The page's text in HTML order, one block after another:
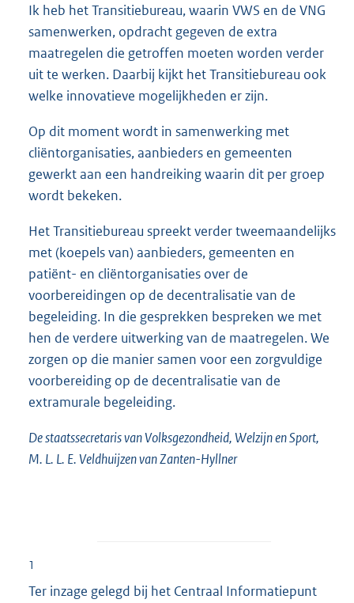
Ik heb het Transitiebureau, waarin VWS en de VNG
samenwerken, opdracht gegeven de extra
maatregelen die getroffen moeten worden verder
uit te werken. Daarbij kijkt het Transitiebureau ook
welke innovatieve mogelijkheden er zijn.
Op dit moment wordt in samenwerking met
cliëntorganisaties, aanbieders en gemeenten
gewerkt aan een handreiking waarin dit per groep
wordt bekeken.
Het Transitiebureau spreekt verder tweemaandelijks
met (koepels van) aanbieders, gemeenten en
patiënt- en cliëntorganisaties over de
voorbereidingen op de decentralisatie van de
begeleiding. In die gesprekken bespreken we met
hen de verdere uitwerking van de maatregelen. We
zorgen op die manier samen voor een zorgvuldige
voorbereiding op de decentralisatie van de
extramurale begeleiding.
De staatssecretaris van Volksgezondheid, Welzijn en Sport,
M. L. L. E. Veldhuijzen van Zanten-Hyllner
1
Ter inzage gelegd bij het Centraal Informatiepunt